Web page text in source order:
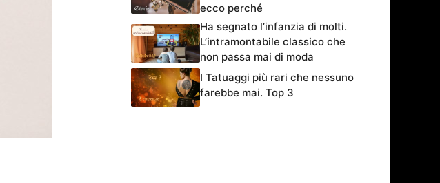
ecco perché
Ha segnato l’infanzia di molti.
L’intramontabile classico che
non passa mai di moda
I Tatuaggi più rari che nessuno
farebbe mai. Top 3